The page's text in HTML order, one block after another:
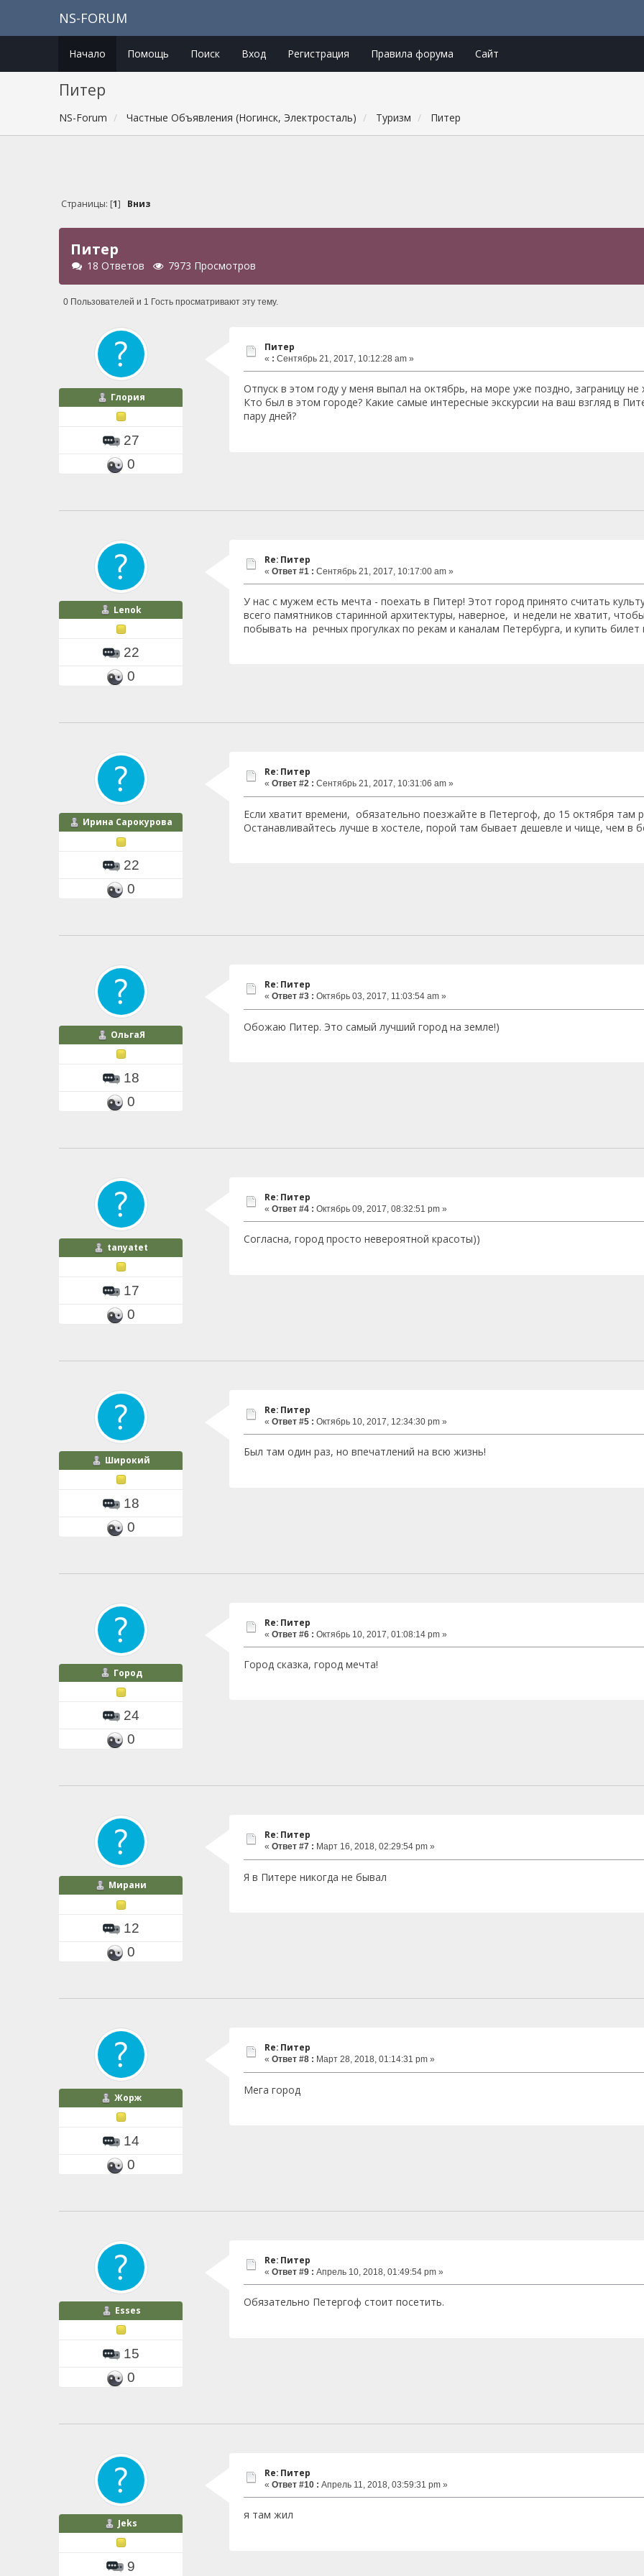
NS-FORUM
Начало Помощь Поиск Вход Регистрация Правила форума Сайт
Питер
NS-Forum Частные Объявления (Ногинск, Электросталь) Туризм Питер
Страницы: [1] Вниз
Питер
18 Ответов 7973 Просмотров
0 Пользователей и 1 Гость просматривают эту тему.
Глория
27
0
Питер
« : Сентябрь 21, 2017, 10:12:28 am »
Отпуск в этом году у меня выпал на октябрь, на море уже поздно, заграницу
Кто был в этом городе? Какие самые интересные экскурсии на ваш взгляд в
пару дней?
Lenok
22
0
Re: Питер
« Ответ #1 : Сентябрь 21, 2017, 10:17:00 am »
У нас с мужем есть мечта - поехать в Питер! Этот город принято считать
всего памятников старинной архитектуры, наверное, и недели не хватит,
побывать на речных прогулках по рекам и каналам Петербурга, и купить
Ирина Сарокурова
22
0
Re: Питер
« Ответ #2 : Сентябрь 21, 2017, 10:31:06 am »
Если хватит времени, обязательно поезжайте в Петергоф, до 15 октября там
Останавливайтесь лучше в хостеле, порой там бывает дешевле и чище, чем в
ОльгаЯ
18
0
Re: Питер
« Ответ #3 : Октябрь 03, 2017, 11:03:54 am »
Обожаю Питер. Это самый лучший город на земле!)
tanyatet
17
0
Re: Питер
« Ответ #4 : Октябрь 09, 2017, 08:32:51 pm »
Согласна, город просто невероятной красоты))
Широкий
18
0
Re: Питер
« Ответ #5 : Октябрь 10, 2017, 12:34:30 pm »
Был там один раз, но впечатлений на всю жизнь!
Город
24
0
Re: Питер
« Ответ #6 : Октябрь 10, 2017, 01:08:14 pm »
Город сказка, город мечта!
Мирани
12
0
Re: Питер
« Ответ #7 : Март 16, 2018, 02:29:54 pm »
Я в Питере никогда не бывал
Жорж
14
0
Re: Питер
« Ответ #8 : Март 28, 2018, 01:14:31 pm »
Мега город
Esses
15
0
Re: Питер
« Ответ #9 : Апрель 10, 2018, 01:49:54 pm »
Обязательно Петергоф стоит посетить.
Jeks
9
Re: Питер
« Ответ #10 : Апрель 11, 2018, 03:59:31 pm »
я там жил